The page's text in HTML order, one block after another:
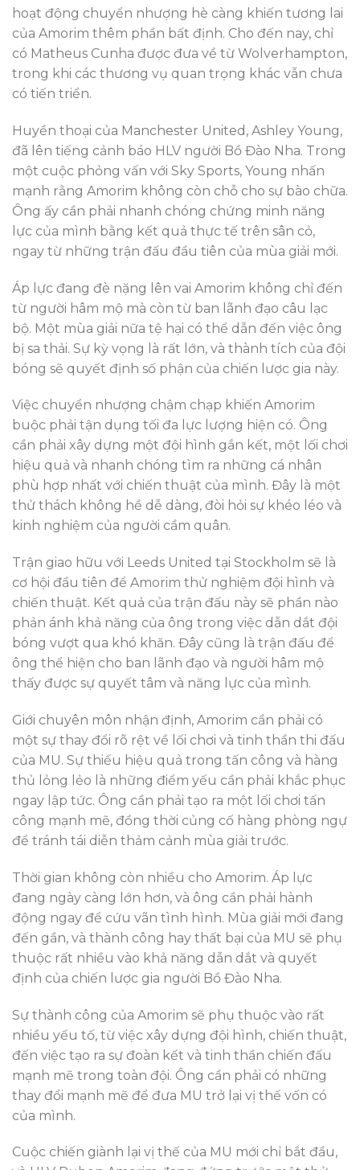
hoạt động chuyển nhượng hè càng khiến tương lai
của Amorim thêm phần bất định. Cho đến nay, chỉ
có Matheus Cunha được đưa về từ Wolverhampton,
trong khi các thương vụ quan trọng khác vẫn chưa
có tiến triển.
Huyền thoại của Manchester United, Ashley Young,
đã lên tiếng cảnh báo HLV người Bồ Đào Nha. Trong
một cuộc phỏng vấn với Sky Sports, Young nhấn
mạnh rằng Amorim không còn chỗ cho sự bào chữa.
Ông ấy cần phải nhanh chóng chứng minh năng
lực của mình bằng kết quả thực tế trên sân cỏ,
ngay từ những trận đấu đầu tiên của mùa giải mới.
Áp lực đang đè nặng lên vai Amorim không chỉ đến
từ người hâm mộ mà còn từ ban lãnh đạo câu lạc
bộ. Một mùa giải nữa tệ hại có thể dẫn đến việc ông
bị sa thải. Sự kỳ vọng là rất lớn, và thành tích của đội
bóng sẽ quyết định số phận của chiến lược gia này.
Việc chuyển nhượng chậm chạp khiến Amorim
buộc phải tận dụng tối đa lực lượng hiện có. Ông
cần phải xây dựng một đội hình gắn kết, một lối chơi
hiệu quả và nhanh chóng tìm ra những cá nhân
phù hợp nhất với chiến thuật của mình. Đây là một
thử thách không hề dễ dàng, đòi hỏi sự khéo léo và
kinh nghiệm của người cầm quân.
Trận giao hữu với Leeds United tại Stockholm sẽ là
cơ hội đầu tiên để Amorim thử nghiệm đội hình và
chiến thuật. Kết quả của trận đấu này sẽ phần nào
phản ánh khả năng của ông trong việc dẫn dắt đội
bóng vượt qua khó khăn. Đây cũng là trận đấu để
ông thể hiện cho ban lãnh đạo và người hâm mộ
thấy được sự quyết tâm và năng lực của mình.
Giới chuyên môn nhận định, Amorim cần phải có
một sự thay đổi rõ rệt về lối chơi và tinh thần thi đấu
của MU. Sự thiếu hiệu quả trong tấn công và hàng
thủ lỏng lẻo là những điểm yếu cần phải khắc phục
ngay lập tức. Ông cần phải tạo ra một lối chơi tấn
công mạnh mẽ, đồng thời củng cố hàng phòng ngự
để tránh tái diễn thảm cảnh mùa giải trước.
Thời gian không còn nhiều cho Amorim. Áp lực
đang ngày càng lớn hơn, và ông cần phải hành
động ngay để cứu vãn tình hình. Mùa giải mới đang
đến gần, và thành công hay thất bại của MU sẽ phụ
thuộc rất nhiều vào khả năng dẫn dắt và quyết
định của chiến lược gia người Bồ Đào Nha.
Sự thành công của Amorim sẽ phụ thuộc vào rất
nhiều yếu tố, từ việc xây dựng đội hình, chiến thuật,
đến việc tạo ra sự đoàn kết và tinh thần chiến đấu
mạnh mẽ trong toàn đội. Ông cần phải có những
thay đổi mạnh mẽ để đưa MU trở lại vị thế vốn có
của mình.
Cuộc chiến giành lại vị thế của MU mới chỉ bắt đầu,